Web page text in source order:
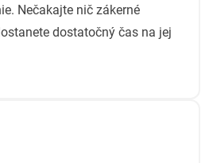
Nečakajte nič zákerné
dostatočný čas na jej